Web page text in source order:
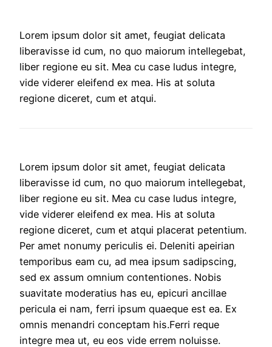
Lorem ipsum dolor sit amet, feugiat delicata
liberavisse id cum, no quo maiorum intellegebat,
liber regione eu sit. Mea cu case ludus integre,
vide viderer eleifend ex mea. His at soluta
regione diceret, cum et atqui.
Lorem ipsum dolor sit amet, feugiat delicata
liberavisse id cum, no quo maiorum intellegebat,
liber regione eu sit. Mea cu case ludus integre,
vide viderer eleifend ex mea. His at soluta
regione diceret, cum et atqui placerat petentium.
Per amet nonumy periculis ei. Deleniti apeirian
temporibus eam cu, ad mea ipsum sadipscing,
sed ex assum omnium contentiones. Nobis
suavitate moderatius has eu, epicuri ancillae
pericula ei nam, ferri ipsum quaeque est ea. Ex
omnis menandri conceptam his.Ferri reque
integre mea ut, eu eos vide errem noluisse.